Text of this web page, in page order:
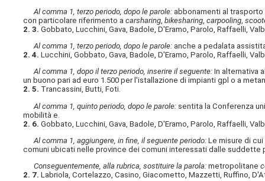
Al comma 1, terzo periodo, dopo le parole: abbonamenti al
con particolare riferimento acarsharing ,bikesharing ,carpooling ,
2. 3. Gobbato, Lucchini, Gava, Badole, D'Eramo, Parolo, Raffaelli,
Al comma 1, terzo periodo, dopo le parole: anche a pedalata
2. 4. Lucchini, Gobbato, Gava, Badole, D'Eramo, Parolo, Raffaelli,
Al comma 1, dopo il terzo periodo, inserire il seguente: In alternativa
un buono pari ad euro 1.500 per l'istallazione di impianti gpl o a
2. 5. Trancassini, Butti, Foti.
Al comma 1, quinto periodo, dopo le parole: sentita la Conferenza
mobilità e.
2. 6. Gobbato, Lucchini, Gava, Badole, D'Eramo, Parolo, Raffaelli,
Al comma 1, aggiungere, in fine, il seguente periodo: Le misure di
comuni ubicati nelle province dei comuni interessati dalle suddette
Conseguentemente, alla rubrica, sostituire la parola: metropolitane
2. 7. Labriola, Cortelazzo, Casino, Giacometto, Mazzetti, Ruffino,